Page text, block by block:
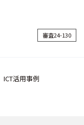
審査24-130
ICT活用事例